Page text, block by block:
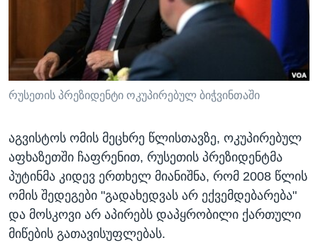
ᲡᲢᲣᲓᲘᲐ ᲕᲐᲨᲘᲜᲒᲢᲝᲜᲘ
ᲯᲐᲜᲛᲠᲗᲔᲚᲝᲑᲐ
ᲛᲔᲪᲜᲘᲔᲠᲔᲑᲐ
ᲘᲜᲢᲔᲠᲕᲘᲣ
ᲒᲐᲚᲘᲚᲔᲝ
ᲓᲔᲖᲘᲜᲤᲝᲠᲛᲐᲪᲘᲐ
Learning English
ᲗᲕᲐᲚᲘ ᲒᲕᲐᲓᲔᲕᲜᲔᲗ
ენები
რუსეთის პრეზიდენტი ოკუპირებულ ბიჭვინთაში
აგვისტოს ომის მეცხრე წლისთავზე, ოკუპირებულ
აფხაზეთში ჩაფრენით, რუსეთის პრეზიდენტმა
პუტინმა კიდევ ერთხელ მიანიშნა, რომ 2008 წლის
ომის შედეგები "გადახედვას არ ექვემდებარება"
და მოსკოვი არ აპირებს დაპყრობილი ქართული
მიწების გათავისუფლებას.